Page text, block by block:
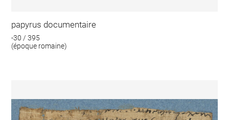
papyrus documentaire
-30 / 395
(époque romaine)